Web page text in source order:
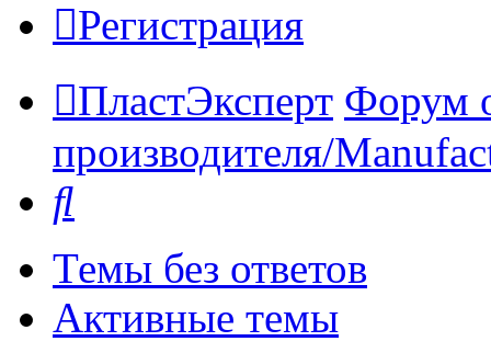
Регистрация
ПластЭксперт Форум
производителя/
Темы без ответов
Активные темы